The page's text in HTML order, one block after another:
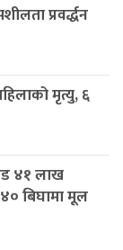
प्रवर्द्धन
मृत्यु, ६
४१ लाख
बिघामा मूल